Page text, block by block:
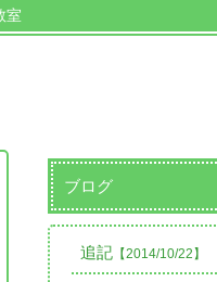
室
ブログ
追記 【2014/10/22】